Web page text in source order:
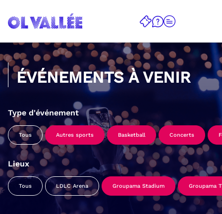
ÉVÉNEMENTS À VENIR
Type d'événement
Tous Autres sports Basketball Concerts
Lieux
Tous LDLC Arena Groupama Stadium Groupama